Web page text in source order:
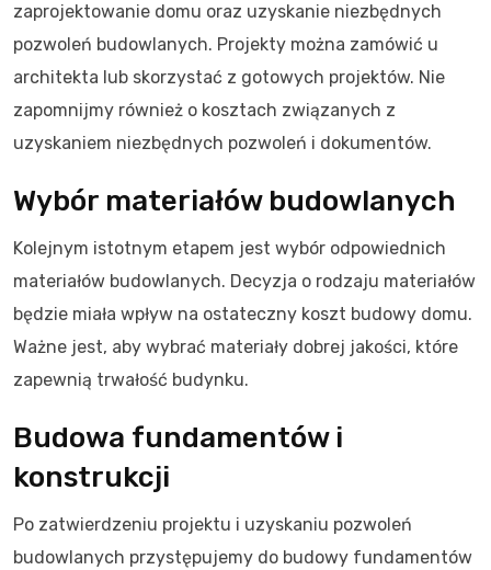
zaprojektowanie domu oraz uzyskanie niezbędnych
pozwoleń budowlanych. Projekty można zamówić u
architekta lub skorzystać z gotowych projektów. Nie
zapomnijmy również o kosztach związanych z
uzyskaniem niezbędnych pozwoleń i dokumentów.
Wybór materiałów budowlanych
Kolejnym istotnym etapem jest wybór odpowiednich
materiałów budowlanych. Decyzja o rodzaju materiałów
będzie miała wpływ na ostateczny koszt budowy domu.
Ważne jest, aby wybrać materiały dobrej jakości, które
zapewnią trwałość budynku.
Budowa fundamentów i
konstrukcji
Po zatwierdzeniu projektu i uzyskaniu pozwoleń
budowlanych przystępujemy do budowy fundamentów